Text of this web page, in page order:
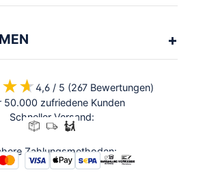
4,6 / 5 (267 Bewertungen)
50.000 zufriedene Kunden
Schneller Versand:
Zahlungsmethoden: